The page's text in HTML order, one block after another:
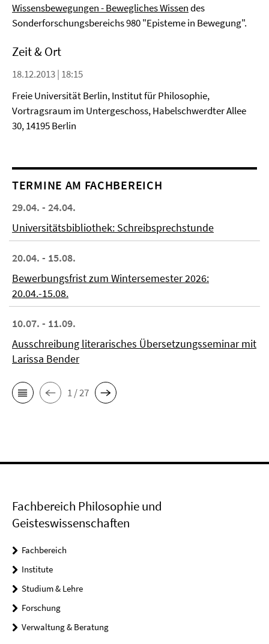
Wissensbewegungen - Bewegliches Wissendes
Sonderforschungsbereichs 980 "Episteme in Bewegung".
Zeit & Ort
18.12.2013 | 18:15
Freie Universität Berlin, Institut für Philosophie,
Vortragsraum im Untergeschoss, Habelschwerdter Allee
30, 14195 Berlin
TERMINE AM FACHBEREICH
29.04. - 24.04.
Universitätsbibliothek: Schreibsprechstunde
20.04. - 15.08.
Bewerbungsfrist zum Wintersemester 2026:
20.04.-15.08.
10.07. - 11.09.
Ausschreibung literarisches Übersetzungsseminar mit
Larissa Bender
1 / 27
Fachbereich Philosophie und
Geisteswissenschaften
Fachbereich
Institute
Studium & Lehre
Forschung
Verwaltung & Beratung